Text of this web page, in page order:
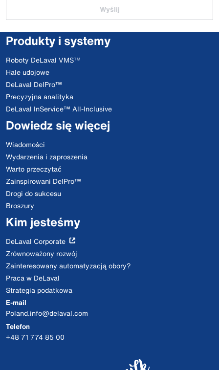
Wyślij
Produkty i systemy
Roboty DeLaval VMS™
Hale udojowe
DeLaval DelPro™
Precyzyjna analityka
DeLaval InService™ All-Inclusive
Dowiedz się więcej
Wiadomości
Wydarzenia i zaproszenia
Warto przeczytać
Zainspirowani DelPro™
Drogi do sukcesu
Broszury
Kim jesteśmy
DeLaval Corporate
Zrównoważony rozwój
Zainteresowany automatyzacją obory?
Praca w DeLaval
Strategia podatkowa
E-mail
Poland.info@delaval.com
Telefon
+48 71 774 85 00